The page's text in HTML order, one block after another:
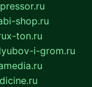
shop.ru
x-ton.ru
i-grom.ru